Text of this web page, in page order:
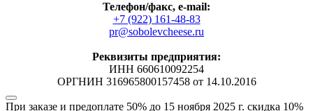
Телефон/факс, е-mail:
+7 (922) 161-48-83
pr@sobolevcheese.ru
Реквизиты предприятия:
ИНН 660610092254
ОРГНИН 316965800157458 от 14.10.2016
При заказе и предоплате 50% до 15 ноября 2025 г. скидка 10%